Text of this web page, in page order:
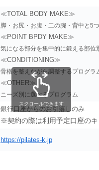
≪TOTAL BODY MAKE≫
脚・お尻・お腹・二の腕・背中と5
≪POINT BPDY MAKE≫
気になる部分を集中的に鍛える部位
≪CONDITIONING≫
骨格を整えながら調整するプログラ
≪OTHER≫
ニーズ別に選べるプログラム
銀行口座からのお引落しのみ
※契約の際は利用予定口座の
https://pilates-k.jp
スクロールできます